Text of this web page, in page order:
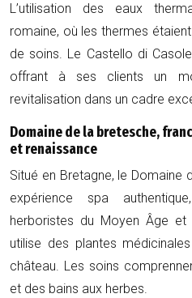
L’utilisation des eaux
romaine, où les thermes
de soins. Le Castello di
offrant à ses clients un
revitalisation dans un cadre
Domaine de la bretesche,
et renaissance
Situé en Bretagne, le Domaine
expérience spa
herboristes du Moyen Âge
utilise des plantes
château. Les soins
et des bains aux herbes.